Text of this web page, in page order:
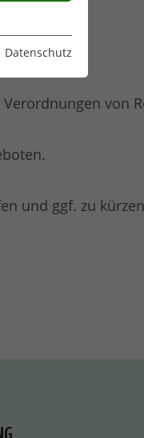
Datenschutz
von
und ggf. zu